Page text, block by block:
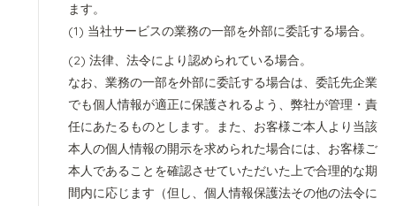
ます。
当社サービスの業務の一部を外部に委託する場合。
法律、法令により認められている場合。
なお、業務の一部を外部に委託する場合は、委託先企業
でも個人情報が適正に保護されるよう、弊社が管理・責
任にあたるものとします。また、お客様ご本人より当該
本人の個人情報の開示を求められた場合には、お客様ご
本人であることを確認させていただいた上で合理的な期
間内に応じます（但し、個人情報保護法その他の法令に